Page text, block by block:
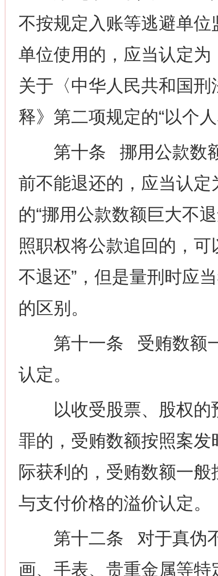
不按规定入账等逃避单
单位使用的，应当认定
关于〈中华人民共和国
释》第二项规定的“以个
第十条 挪用公款数额
前不能退还的，应当认
的“挪用公款数额巨大不
照职权将公款追回的，
不退还”，但是量刑时应
的区别。
第十一条 受贿数额一
认定。
以收受股票、股权的
罪的，受贿数额按照案
际获利的，受贿数额一
与支付价格的溢价认定。
第十二条 对于真伪不
画、手表、贵重金属等